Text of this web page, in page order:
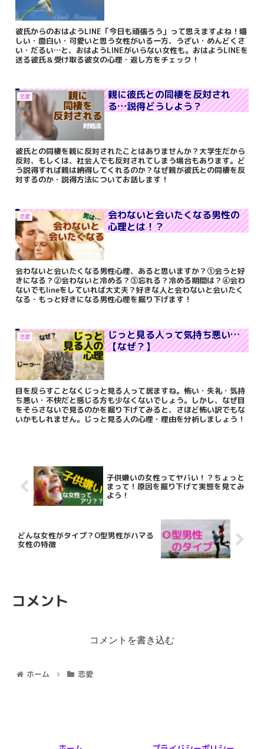
彼氏からのおはようLINE「今日も頑張ろう」って思えますよね！嬉
しい・面白い・可愛いと思う女性がいる一方、うざい・めんどくさ
い・だるい…と、おはようLINEがいらない女性も。おはようLINEを
送る彼氏＆受け取る彼女の心理・返し方をチェック！
恋愛
親に彼氏との同棲を反対され
る…説得どうしよう？
彼氏との同棲を親に反対されたことはありませんか？大学生だから
反対、もしくは、社会人でも反対されてしまう場合もあります。ど
う説得すれば親は納得してくれるのか？なぜ親が彼氏との同棲を反
対するのか・説得方法についてお話します！
恋愛
会わないと会いたくなる男性の
心理とは！？
会わないと会いたくなる男性心理、あると思いますか？①会うと好
きになる？②会わないと冷める？③忘れる？冷める期間は？④会わ
ないでもlineをしていれば大丈夫？好きな人と会わないと会いたく
なる・もっと好きになる男性心理を掘り下げます！
恋愛
じっと見る人って気持ち悪い…
【なぜ？】
目を反らすことなくじっと見る人って居ますね。怖い・失礼・気持
ち悪い・不快だと感じる方も少なくないでしょう。しかし、なぜ目
をそらさないで見るのかを掘り下げてみると、さほど怖い訳でもな
いかもしれません。じっと見る人の心理・理由を分析しましょう！
子供嫌いの女性ってヤバい！？ちょっと
まって！原因を掘り下げて実態を見てみ
よう！
どんな女性がタイプ？O型男性がハマる
女性の特徴
コメント
コメントを書き込む
ホーム 恋愛